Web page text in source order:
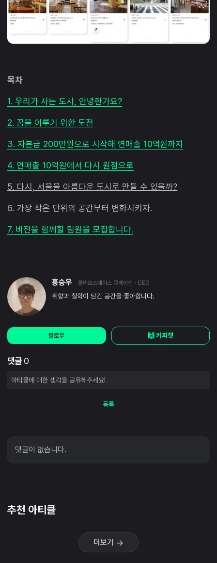
목차
1. 우리가 사는 도시, 안녕한가요?
2. 꿈을 이루기 위한 도전
3. 자본금 200만원으로 시작해 연매출 10억원까지
4. 연매출 10억원에서 다시 원점으로
5. 다시, 서울을 아름다운 도시로 만들 수 있을까?
6. 가장 작은 단위의 공간부터 변화시키자.
7. 비전을 함께할 팀원을 모집합니다.
홍승우 콜라보스페이스 큐레이션 · CEO
취향과 철학이 담긴 공간을 좋아합니다.
팔로우 🙌 커피챗
댓글 0
등록
댓글이 없습니다.
추천 아티클
더보기